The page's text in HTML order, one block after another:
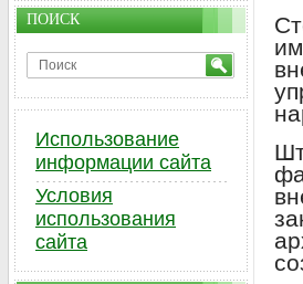
ПОИСК
Использование
информации сайта
Условия
использования
сайта